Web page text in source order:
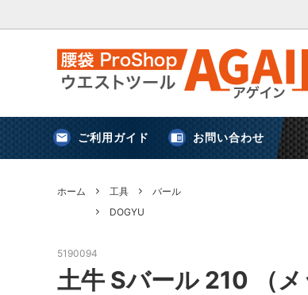
ケース
剪定ばさみ・鎌・スクレーパー
アウトドア・キャンプ
プロスター
ご利用ガイド お問い合わせ
ホーム 工具
バール
DOGYU
5190094
土牛 Sバール 210 （